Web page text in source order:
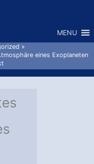
MENU
eines Exoplaneten